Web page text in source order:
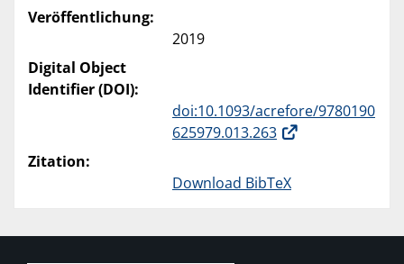
Veröffentlichung:
2019
Digital Object
Identifier (DOI):
doi:10.1093/acrefore/9780190
625979.013.263
Zitation:
Download BibTeX